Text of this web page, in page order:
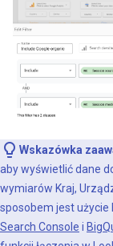
Wskazówka
aby wyświetlić dane
wymiarów Kraj,
sposobem jest użycie
Search Console i